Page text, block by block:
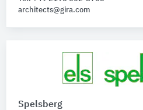
architects@gira.com
Spelsberg